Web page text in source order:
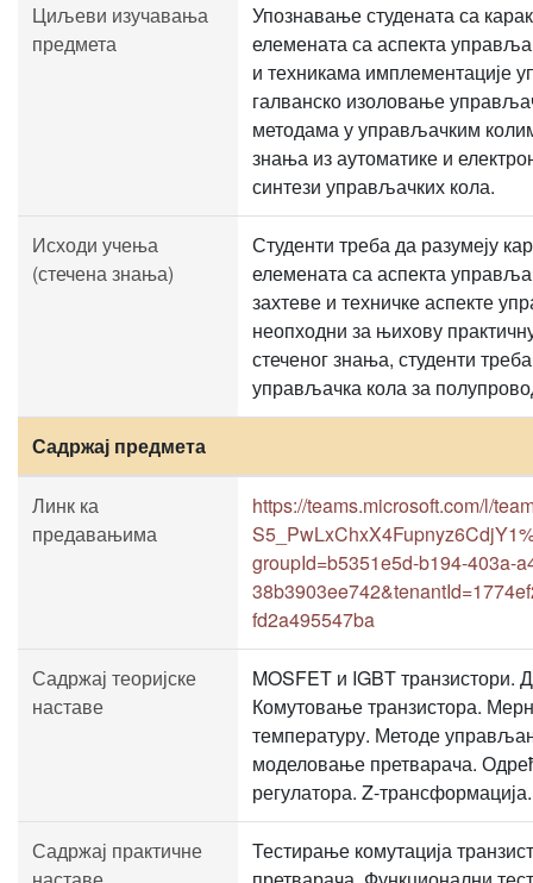
Циљеви изучавања
предмета
Упознавање студената са
елемената са аспекта
и техникама имплементације
галванско изоловање
методама у управљачким
знања из аутоматике и
синтези управљачких кола.
Исходи учења
(стечена знања)
Студенти треба да разумеју
елемената са аспекта
захтеве и техничке аспекте
неопходни за њихову
стеченог знања, студенти
управљачка кола за
Садржај предмета
Линк ка
предавањима
https://teams.microsoft.com/l/
groupId=b5351e5d-b194-403a-
fd2a495547ba
Садржај теоријске
наставе
MOSFET и IGBT транзистори.
Комутовање транзистора.
температуру. Методе
моделовање претварача.
регулатора. Z-трансформација.
Садржај практичне
Тестирање комутација